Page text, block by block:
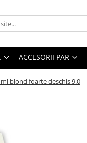
ACCESORII PAR
blond foarte deschis 9.0